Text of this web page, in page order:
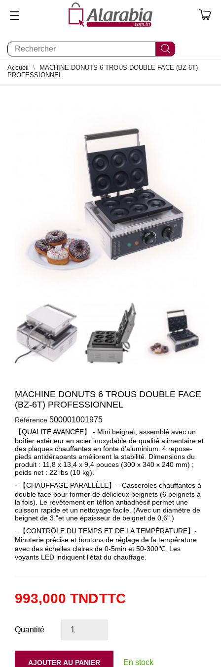
0
Accueil
MACHINE DONUTS 6 TROUS DOUBLE FACE (BZ-6T)
PROFESSIONNEL
MACHINE DONUTS 6 TROUS DOUBLE FACE
(BZ-6T) PROFESSIONNEL
Référence 500001001975
【QUALITÉ AVANCÉE】 - Mini beignet, assemblé avec un
boîtier extérieur en acier inoxydable de qualité alimentaire et
des plaques chauffantes en fonte d'aluminium. 4 repose-
pieds antidérapants améliorent la stabilité. Dimensions du
produit : 11,8 x 13,4 x 9,4 pouces (300 x 340 x 240 mm) ;
poids net : 22 lbs (10 kg).
· 【CHAUFFAGE PARALLÈLE】 - Casseroles chauffantes à
double face pour former de délicieux beignets (6 beignets à
la fois). Le revêtement en téflon antiadhésif permet une
cuisson rapide et un nettoyage facile. (Avec un diamètre de
beignet de 3 "et une épaisseur de beignet de 0,6".)
· 【CONTRÔLE DU TEMPS ET DE LA TEMPÉRATURE】-
Minuterie précise et boutons de réglage de la température
avec des échelles claires de 0-5min et 50-300℃. Les
voyants LED indiquent l'état du chauffage.
993,000 TNDTTC
Quantité
AJOUTER AU PANIER En stock